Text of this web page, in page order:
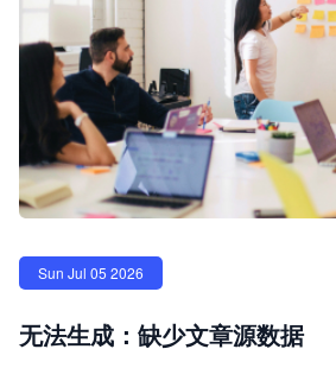
Sun Jul 05 2026
无法生成：缺少文章源数据